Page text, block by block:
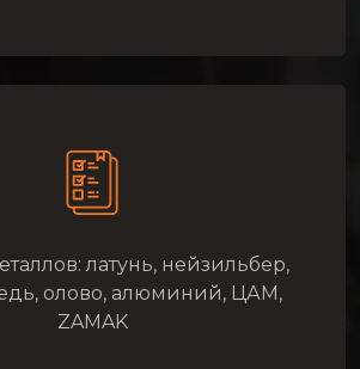
латунь, нейзильбер,
олово, алюминий, ЦАМ,
ZAMAK